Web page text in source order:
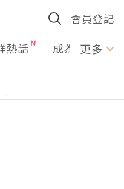
會員登記
熱話 成為U更多